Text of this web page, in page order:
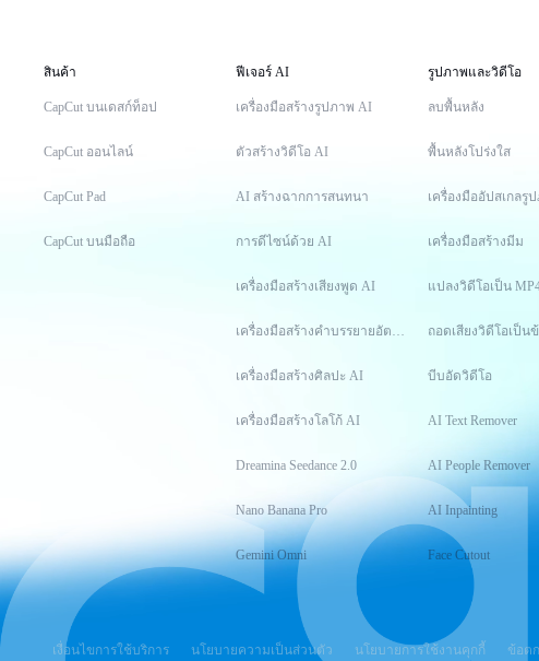
สินค้า
CapCut บนเดสก์ท็อป
CapCut ออนไลน์
CapCut Pad
CapCut บนมือถือ
ฟีเจอร์ AI
เครื่องมือสร้างรูปภาพ AI
ตัวสร้างวิดีโอ AI
AI สร้างฉากการสนทนา
การดีไซน์ด้วย AI
เครื่องมือสร้างเสียงพูด AI
เครื่องมือสร้างคำบรรยายอัตโนมัติ
เครื่องมือสร้างศิลปะ AI
เครื่องมือสร้างโลโก้ AI
Dreamina Seedance 2.0
Nano Banana Pro
Gemini Omni
รูปภาพและวิดีโอ
ลบพื้นหลัง
พื้นหลังโปร่งใส
เครื่องมืออัปสเกลรู
เครื่องมือสร้างมีม
แปลงวิดีโอเป็น
ถอดเสียงวิดีโอเป็น
บีบอัดวิดีโอ
AI Text Remover
AI People Remover
AI Inpainting
Face Cutout
เงื่อนไขการใช้บริการ นโยบายความเป็นส่วนตัว นโยบายการใช้งานคุกกี้ ข้อต